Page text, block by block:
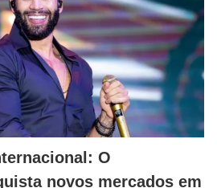
O
novos mercados em